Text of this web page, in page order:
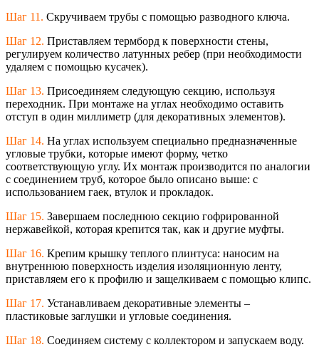
Шаг 11. Скручиваем трубы с помощью разводного ключа.
Шаг 12. Приставляем термборд к поверхности стены,
регулируем количество латунных ребер (при необходимости
удаляем с помощью кусачек).
Шаг 13. Присоединяем следующую секцию, используя
переходник. При монтаже на углах необходимо оставить
отступ в один миллиметр (для декоративных элементов).
Шаг 14. На углах используем специально предназначенные
угловые трубки, которые имеют форму, четко
соответствующую углу. Их монтаж производится по аналогии
с соединением труб, которое было описано выше: с
использованием гаек, втулок и прокладок.
Шаг 15. Завершаем последнюю секцию гофрированной
нержавейкой, которая крепится так, как и другие муфты.
Шаг 16. Крепим крышку теплого плинтуса: наносим на
внутреннюю поверхность изделия изоляционную ленту,
приставляем его к профилю и защелкиваем с помощью клипс.
Шаг 17. Устанавливаем декоративные элементы –
пластиковые заглушки и угловые соединения.
Шаг 18. Соединяем систему с коллектором и запускаем воду.